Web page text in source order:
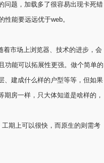
问题，加载多了很容易出现卡死错
能要远远优于web。
市场上浏览器、技术的进步，会
功能可以拓展性更强。做个简单的
、建成什么样的户型等等，但如果
房一样，只大体知道是啥样的，
期上可以很快，而原生的则需考